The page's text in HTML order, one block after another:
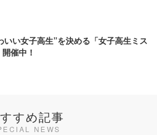
いい女子高生”を決める「女子高生ミス
催中！
すめ記事
NEWS